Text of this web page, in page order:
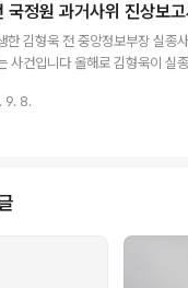
종사건 국정원 과거사위 진상조
국정원 과거사위 진상보
김형욱 전 중앙정보부장 실종
사건입니다 올해로 김형욱이 실
진상보고서 전문을 보기쉽게 10
도 환영합니다 김형욱실종사건 국
by 안치용 -
9. 8.